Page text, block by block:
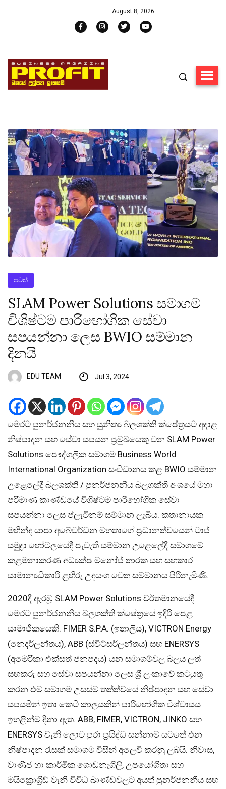
August 8, 2026
පුවත්
SLAM Power Solutions සමාගම
විශිෂ්ටම පාරිභෝගික සේවා
සපයන්නා ලෙස BWIO සම්මාන
දිනයි
EDU TEAM Jul 3, 2024
මෙරට පුනර්ජනනීය සහ සුනිත්‍ය​ බලශක්ති ක්ෂේත්‍රයට අදාළ
නිෂ්පාදන සහ සේවා සපයන ප්‍රමුඛයෙකු වන SLAM Power
Solutions පෞද්ගලික සමාගම Business World
International Organization සංවිධානය කළ BWIO සම්මාන
උළෙලේදී බලශක්ති / පුනර්ජනනීය බලශක්ති අංශයේ මහා
පරිමාණ කාණ්ඩයේ විශිෂ්ටම පාරිභෝගික සේවා
සපයන්නා ලෙස ප්ලැටිනම් සම්මාන ලැබීය. කතානායක
මහින්ද යාපා අබේවර්ධන මහතාගේ ප්‍රධානත්වයෙන් ටාජ්
සමුද්‍රා හෝටලයේදී පැවැති සම්මාන උළෙලේදී සමාගමේ
කළමනාකරණ අධ්‍යක්ෂ මනෝජ් තාරක සහ සහකාර
සාමාන්‍යධිකාරි ළහිරු උදයංග වෙත සම්මානය පිරිනැමිණි.
2020දී ඇරඹූ SLAM Power Solutions වර්තමානයේදී
මෙරට පුනර්ජනනීය බලශක්ති ක්ෂේත්‍රයේ ඉදිරි පෙළ
සාමාජිකයෙකි. FIMER S.P.A. (ඉතාලිය), VICTRON Energy
(නෙදර්ලන්තය), ABB (ස්විට්සර්ලන්තය) සහ ENERSYS
(අමෙරිකා එක්සත් ජනපදය) යන සමාගම්වල බලය ලත්
සහකරු සහ සේවා සපයන්නා ලෙස ශ්‍රී ලංකාවේ කටයුතු
කරන එම සමාගම උසස්ම තත්ත්වයේ නිෂ්පාදන සහ සේවා
සපයමින් ඉතා කෙටි කාලයකින් පාරිභෝගික විශ්වාසය
ඉහළින්ම දිනා ඇත. ABB, FIMER, VICTRON, JINKO සහ
ENERSYS වැනි ලොව පුරා ප්‍රසිද්ධ සන්නාම යටතේ එන
නිෂ්පාදන රැසක් සමාගම විසින් අලෙවි කරනු ලබයි. නිවාස​,
වාණිජ හා කාර්මික ගොඩනැගිලි, උපයෝගිතා සහ
මයික්‍රොග්‍රිඩ් වැනි විවිධ ඛාණ්ඩවලට අයත් පුනර්ජනනීය සහ